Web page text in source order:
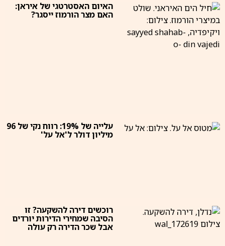
האיום האסטרטגי של איראן:
האם מצר הורמוז ייסגר?
עלייה של 19%: רווח נקי של 96
מיליון דולר ל'אל על'
רוכשים דירה להשקעה? זו
הסיבה שמחירי הדירות יורדים
אבל שכר הדירה רק עולה